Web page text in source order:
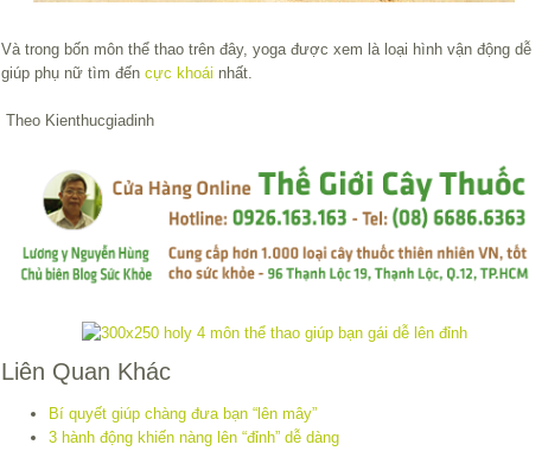
Và trong bốn môn thể thao trên đây, yoga được xem là loại hình vận động dễ
giúp phụ nữ tìm đến cực khoái nhất.
Theo Kienthucgiadinh
Liên Quan Khác
Bí quyết giúp chàng đưa bạn “lên mây”
3 hành động khiến nàng lên “đỉnh” dễ dàng